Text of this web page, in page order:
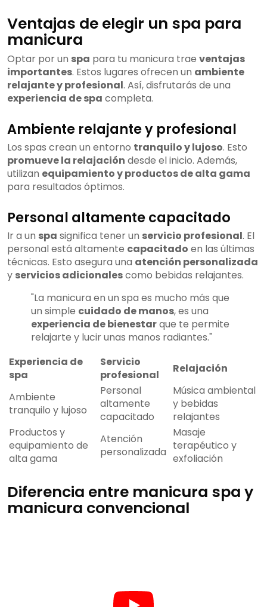
Ventajas de elegir un spa para
manicura
Optar por un spa para tu manicura trae ventajas
importantes. Estos lugares ofrecen un ambiente
relajante y profesional. Así, disfrutarás de una
experiencia de spa completa.
Ambiente relajante y profesional
Los spas crean un entorno tranquilo y lujoso. Esto
promueve la relajación desde el inicio. Además,
utilizan equipamiento y productos de alta gama
para resultados óptimos.
Personal altamente capacitado
Ir a un spa significa tener un servicio profesional. El
personal está altamente capacitado en las últimas
técnicas. Esto asegura una atención personalizada
y servicios adicionalescomo bebidas relajantes.
"La manicura en un spa es mucho más que
un simple cuidado de manos, es una
experiencia de bienestarque te permite
relajarte y lucir unas manos radiantes."
Experiencia de
spa
Servicio
profesional
Relajación
Ambiente
tranquilo y lujoso
Personal
altamente
capacitado
Música ambiental
y bebidas
relajantes
Productos y
equipamiento de
alta gama
Atención
personalizada
Masaje
terapéutico y
exfoliación
Diferencia entre manicura spa y
manicura convencional